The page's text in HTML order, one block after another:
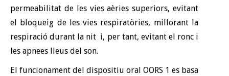
permeabilitat de les vies aèries superiors, evitant
el bloqueig de les vies respiratòries, millorant la
respiració durant la nit i, per tant, evitant el ronc i
les apnees lleus del son.
El funcionament del dispositiu oral OORS 1 es basa